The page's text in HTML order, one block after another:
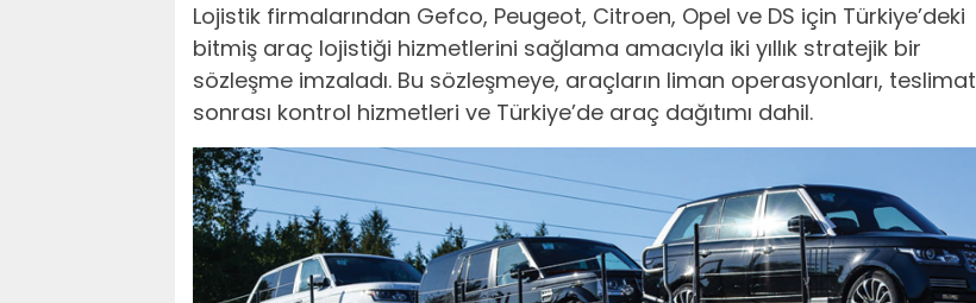
Lojistik firmalarından Gefco, Peugeot, Citroen, Opel ve DS için Türkiye’deki
bitmiş araç lojistiği hizmetlerini sağlama amacıyla iki yıllık stratejik bir
sözleşme imzaladı. Bu sözleşmeye, araçların liman operasyonları, teslimat
sonrası kontrol hizmetleri ve Türkiye’de araç dağıtımı dahil.